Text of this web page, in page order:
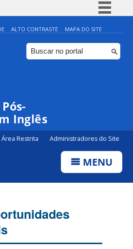
Simplifique!
Comunica BR
Participe
ALTO CONTRASTE MAPA DO SITE
Inglês
Área Restrita Administradores do Site
MENU